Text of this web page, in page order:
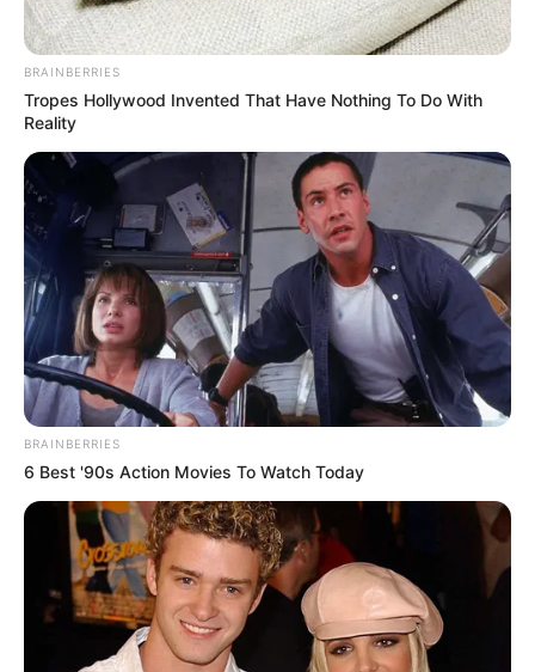
БЕР 23, 2024
BRAINBERRIES
Tropes Hollywood Invented That Have Nothing To Do With
Reality
BRAINBERRIES
6 Best '90s Action Movies To Watch Today